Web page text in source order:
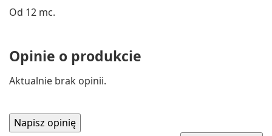
Od 12 mc.
Opinie o produkcie
Aktualnie brak opinii.